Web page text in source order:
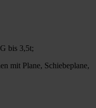
bis 3,5t;
mit Plane, Schiebeplane,